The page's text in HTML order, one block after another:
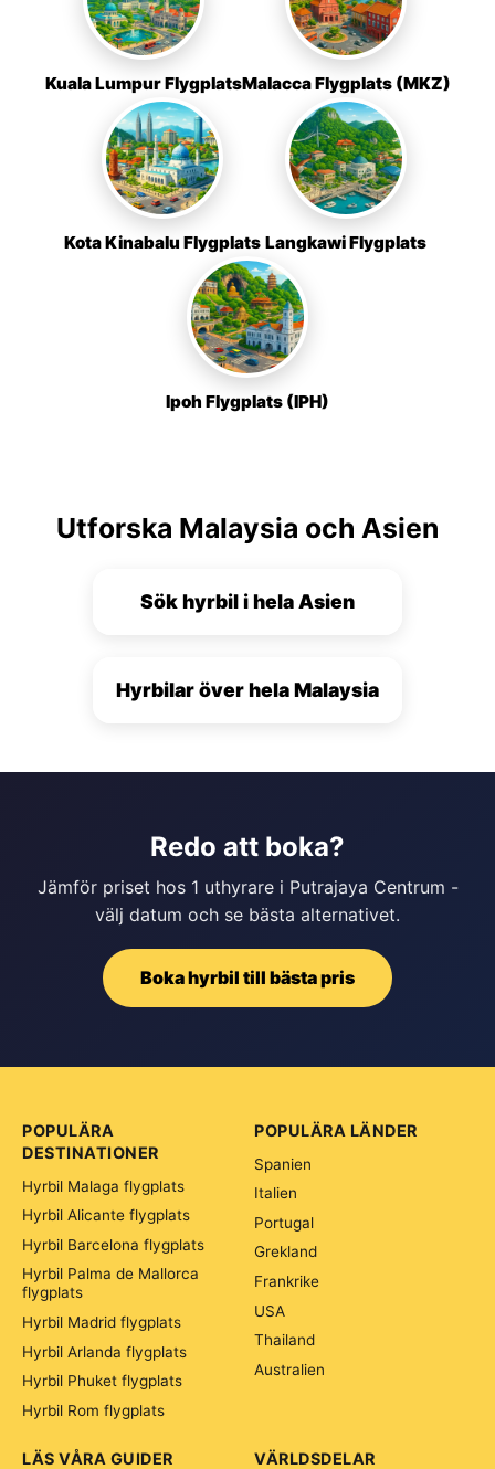
Kuala Lumpur FlygplatsMalacca Flygplats (MKZ)
Kota Kinabalu Flygplats Langkawi Flygplats
Ipoh Flygplats (IPH)
Utforska Malaysia och Asien
Sök hyrbil i hela Asien
Hyrbilar över hela Malaysia
Redo att boka?
Jämför priset hos 1 uthyrare i Putrajaya Centrum -
välj datum och se bästa alternativet.
Boka hyrbil till bästa pris
POPULÄRA
DESTINATIONER
Hyrbil Malaga flygplats
Hyrbil Alicante flygplats
Hyrbil Barcelona flygplats
Hyrbil Palma de Mallorca
flygplats
Hyrbil Madrid flygplats
Hyrbil Arlanda flygplats
Hyrbil Phuket flygplats
Hyrbil Rom flygplats
POPULÄRA LÄNDER
Spanien
Italien
Portugal
Grekland
Frankrike
USA
Thailand
Australien
VÄRLDSDELAR
LÄS VÅRA GUIDER